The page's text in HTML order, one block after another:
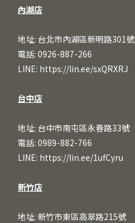
內湖店
地址: 台北市內湖區新明路301號
電話: 0926-887-266
LINE: https://lin.ee/sxQRXRJ
台中店
地址: 台中市南屯區永春路33號
電話: 0989-882-766
LINE: https://lin.ee/1ufCyru
新竹店
地址: 新竹市東區高翠路215號